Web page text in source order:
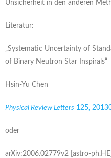
Unsicherheit in den anderen
Literatur:
„Systematic Uncertainty of
of Binary Neutron Star Inspirals“
Hsin-Yu Chen
Physical Review Letters 125,
oder
arXiv:2006.02779v2 [astro-